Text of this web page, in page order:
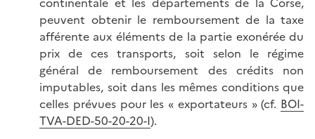
peuvent obtenir le remboursement de la taxe
afférente aux éléments de la partie exonérée du
prix de ces transports, soit selon le régime
général de remboursement des crédits non
imputables, soit dans les mêmes conditions que
celles prévues pour les « exportateurs » (cf. BOI-
TVA-DED-50-20-20-I).